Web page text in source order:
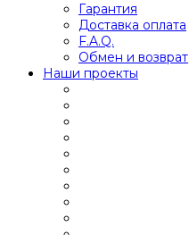
Гарантия
Доставка оплата
F.A.Q.
Обмен и возврат
Наши проекты